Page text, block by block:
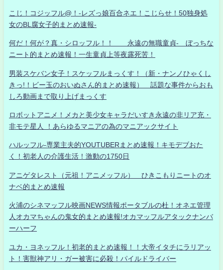
こじ！コジッフル@！-レズっ娘百合ネエ！こじらせ！50独身処
女のBL腐女子的まとめ速報-
何だ！何が？真・シロッフル！！ 永遠の無職童貞- ぼっちな
ニート的まとめ速報！一生童貞上等夜露死苦！
男装スケバン女子！スケッフルまっくす！（新・ナンノひゃくし
きっ!！ビー玉のおいぬさん的まとめ速報） 話題な事件からおも
しろ動画まで取り上げまっくす
ロボットアニメ！メカと美少女キャラだいすき永遠の非リア充・
非モテ星人 ！あらゆるマニアの為のマニアックサイト
ハルッフル-専業主夫的YOUTUBERまとめ速報！キモデブおた
く！初老人の介護生活！激動の1750日
アニゲタレスト（元祖！アニメッフル） ひきこもりニートのオ
ナベ的まとめ速報
火浦のシネマッフル映画NEWS情報ポータブルの杜！オネエ管理
人オカマちゃんの鬼女的まとめ速報!オカマッフルアタックナンバ
ーハーフ
ユカ・ヨネッフル！初老的まとめ速報！！大帝イタチにラリアッ
ト！害獣神アリ・ガー被害に必殺！パイルドライバー